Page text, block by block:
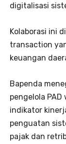
digitalisasi
Kolaborasi ini
transaction
keuangan
Bapenda
pengelola
indikator
penguatan
pajak dan